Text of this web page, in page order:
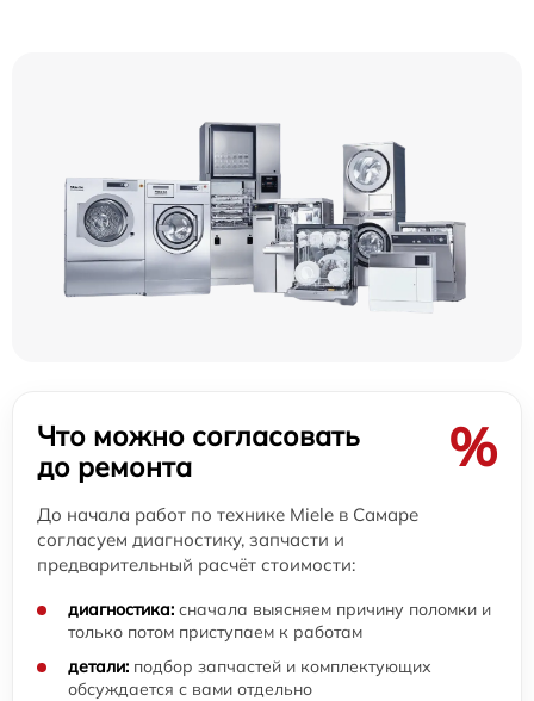
Что можно согласовать
до ремонта
%
До начала работ по технике Miele в Самаре
согласуем диагностику, запчасти и
предварительный расчёт стоимости:
диагностика: сначала выясняем причину поломки и
только потом приступаем к работам
детали: подбор запчастей и комплектующих
обсуждается с вами отдельно